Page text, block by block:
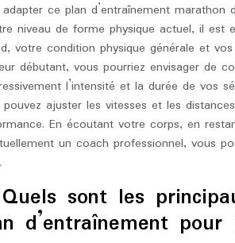
ce plan d’entraînement
niveau de forme physique actuel, il est
votre condition physique générale et
débutant, vous pourriez envisager de
l’intensité et la durée de vos
ajuster les vitesses et les
En écoutant votre corps, en
un coach professionnel, vous
sont les
d’entraînement